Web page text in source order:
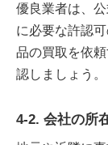
優良業者は、
に必要な許認
品の買取を依
認しましょう。
4-2. 会社の所